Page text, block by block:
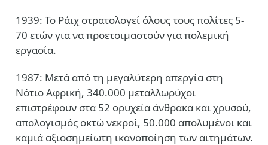
1939: Το Ράιχ στρατολογεί όλους τους πολίτες 5-
70 ετών για να προετοιμαστούν για πολεμική
εργασία.
1987: Μετά από τη μεγαλύτερη απεργία στη
Νότιο Αφρική, 340.000 μεταλλωρύχοι
επιστρέφουν στα 52 ορυχεία άνθρακα και χρυσού,
απολογισμός οκτώ νεκροί, 50.000 απολυμένοι και
καμιά αξιοσημείωτη ικανοποίηση των αιτημάτων.